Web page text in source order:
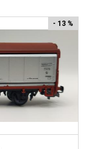
- 13 %